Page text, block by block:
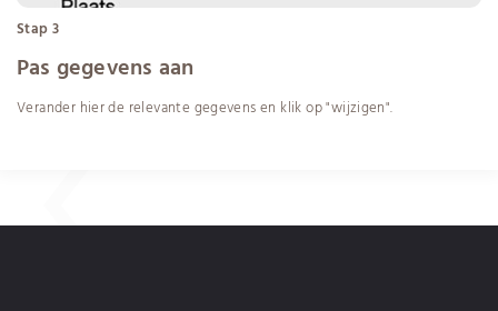
Stap 3
Pas gegevens aan
Verander hier de relevante gegevens en klik op "wijzigen".